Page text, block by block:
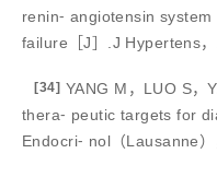
renin⁃ angiotensin
failure［J］.J Hypertens
[34] YANG M，LUO S，
thera⁃ peutic targets for
Endocri⁃ nol（Lausanne